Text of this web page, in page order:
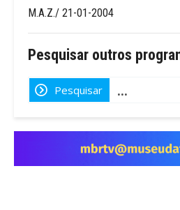
M.A.Z./ 21-01-2004
Pesquisar outros
Pesquisar